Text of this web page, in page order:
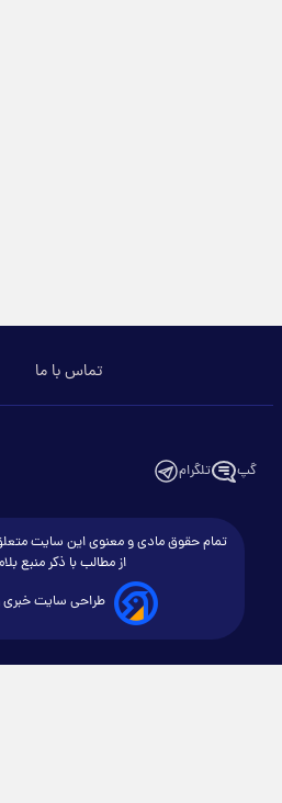
تماس با ما
گپ تلگرام
تمام حقوق مادی و معنوی این سایت متعلق
از مطالب با ذکر منبع
طراحی سایت خبری و